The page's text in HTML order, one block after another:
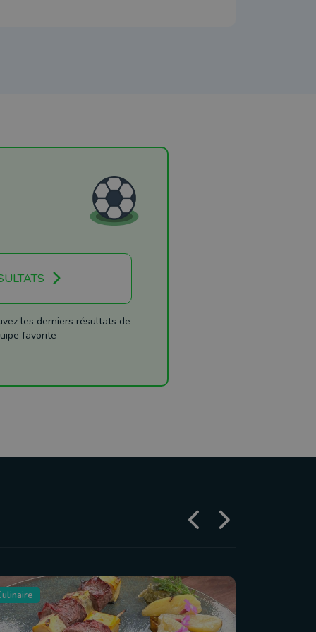
les derniers résultats de
favorite